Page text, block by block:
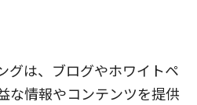
グは、ブログやホワイトペ
な情報やコンテンツを提供